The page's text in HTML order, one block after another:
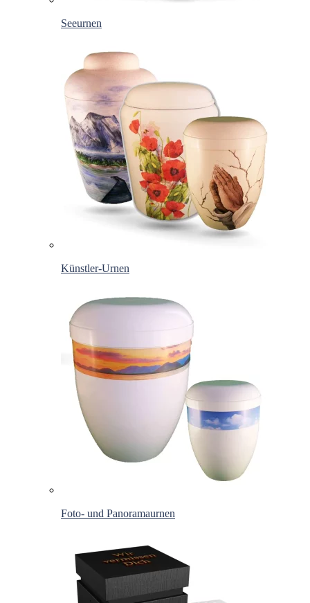
Seeurnen
Künstler-Urnen
Foto- und Panoramaurnen